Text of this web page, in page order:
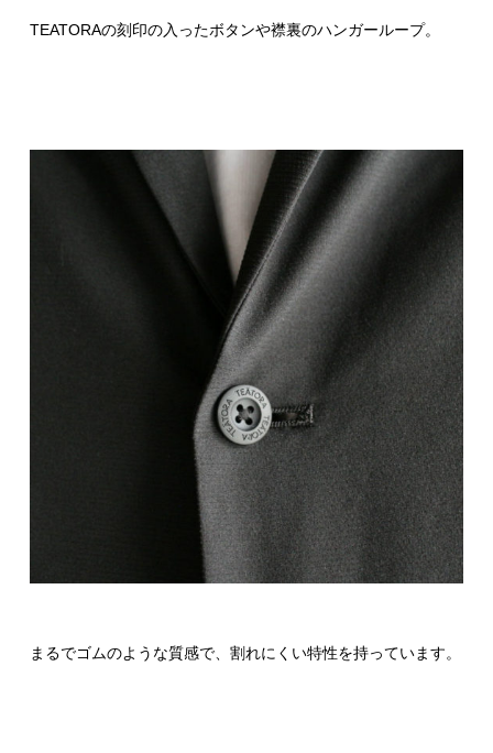
TEATORAの刻印の入ったボタンや襟裏のハンガーループ。
まるでゴムのような質感で、割れにくい特性を持っています。